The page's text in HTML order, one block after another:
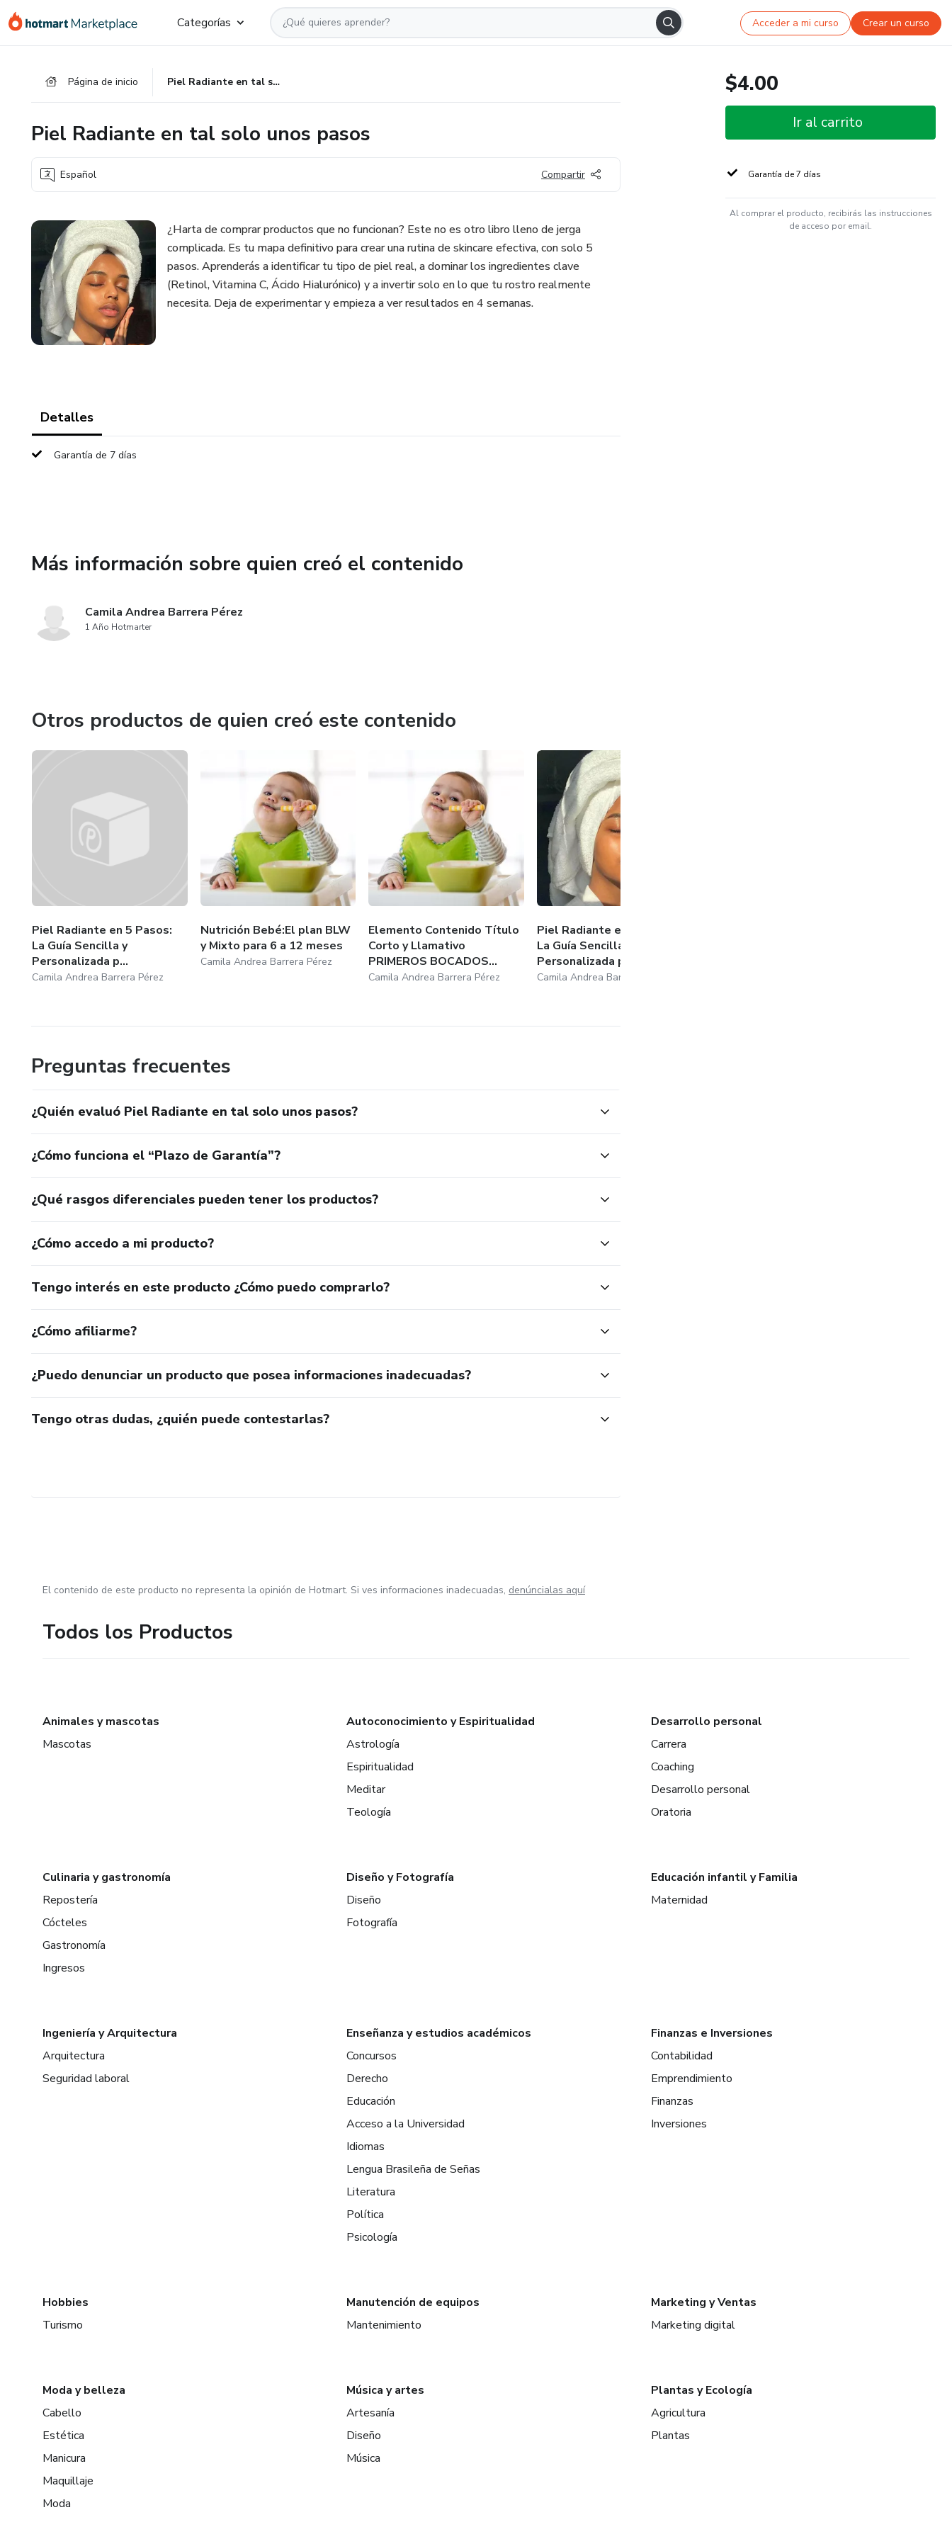
Categorías Acceder a mi curso Crear un curso
Página de inicio Piel Radiante en tal solo unos pasos
Piel Radiante en tal solo unos pasos
Español Compartir
¿Harta de comprar productos que no funcionan? Este no es otro libro lleno de jerga
complicada. Es tu mapa definitivo para crear una rutina de skincare efectiva, con solo 5
pasos. Aprenderás a identificar tu tipo de piel real, a dominar los ingredientes clave
(Retinol, Vitamina C, Ácido Hialurónico) y a invertir solo en lo que tu rostro realmente
necesita. Deja de experimentar y empieza a ver resultados en 4 semanas.
Detalles
Garantía de 7 días
Más información sobre quien creó el contenido
Camila Andrea Barrera Pérez
1 Año Hotmarter
Otros productos de quien creó este contenido
Piel Radiante en 5 Pasos:
La Guía Sencilla y
Personalizada p...
Camila Andrea Barrera Pérez
Nutrición Bebé:El plan BLW
y Mixto para 6 a 12 meses
Camila Andrea Barrera Pérez
Elemento Contenido Título
Corto y Llamativo
PRIMEROS BOCADOS...
Camila Andrea Barrera Pérez
Piel Radiante en 5 Pasos:
La Guía Sencilla y
Personalizada p...
Camila Andrea Barrera Pérez
Preguntas frecuentes
¿Quién evaluó Piel Radiante en tal solo unos pasos?
¿Cómo funciona el “Plazo de Garantía”?
¿Qué rasgos diferenciales pueden tener los productos?
¿Cómo accedo a mi producto?
Tengo interés en este producto ¿Cómo puedo comprarlo?
¿Cómo afiliarme?
¿Puedo denunciar un producto que posea informaciones inadecuadas?
Tengo otras dudas, ¿quién puede contestarlas?
$4.00
Ir al carrito
Garantía de 7 días
Al comprar el producto, recibirás las instrucciones
de acceso por email.
El contenido de este producto no representa la opinión de Hotmart. Si ves informaciones inadecuadas, denúncialas aquí
Todos los Productos
Animales y mascotas
Mascotas
Autoconocimiento y Espiritualidad
Astrología
Espiritualidad
Meditar
Teología
Desarrollo personal
Carrera
Coaching
Desarrollo personal
Oratoria
Culinaria y gastronomía
Repostería
Cócteles
Gastronomía
Ingresos
Diseño y Fotografía
Diseño
Fotografía
Educación infantil y Familia
Maternidad
Ingeniería y Arquitectura
Arquitectura
Seguridad laboral
Enseñanza y estudios académicos
Concursos
Derecho
Educación
Acceso a la Universidad
Idiomas
Lengua Brasileña de Señas
Literatura
Política
Psicología
Finanzas e Inversiones
Contabilidad
Emprendimiento
Finanzas
Inversiones
Hobbies
Turismo
Manutención de equipos
Mantenimiento
Marketing y Ventas
Marketing digital
Moda y belleza
Cabello
Estética
Manicura
Maquillaje
Moda
Música y artes
Artesanía
Diseño
Música
Plantas y Ecología
Agricultura
Plantas